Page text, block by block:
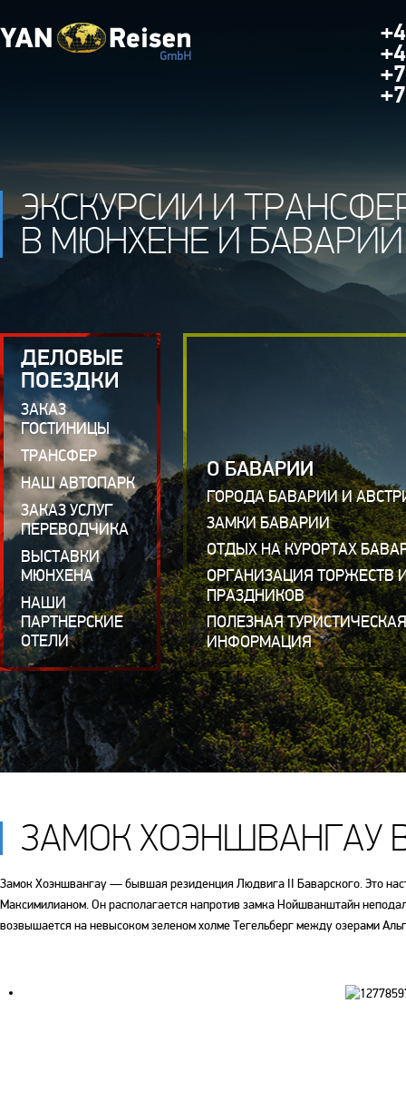
ЭКСКУРСИИ И
В МЮНХЕНЕ И БАВАРИИ
ДЕЛОВЫЕ
ПОЕЗДКИ
ЗАКАЗ
ГОСТИНИЦЫ
ТРАНСФЕР
НАШ АВТОПАРК
ЗАКАЗ УСЛУГ
ПЕРЕВОДЧИКА
ВЫСТАВКИ
МЮНХЕНА
НАШИ
ПАРТНЕРСКИЕ
ОТЕЛИ
О БАВАРИИ
ГОРОДА БАВАРИИ И
ЗАМКИ БАВАРИИ
ОТДЫХ НА КУРОРТАХ
ОРГАНИЗАЦИЯ ТОРЖЕСТВ
ПРАЗДНИКОВ
ПОЛЕЗНАЯ ТУРИСТИЧЕСКАЯ
ИНФОРМАЦИЯ
ЗАМОК ХОЭНШВАНГАУ
Замок Хоэншвангау — бывшая резиденция Людвига II Баварского. Это
Максимилианом. Он располагается напротив замка Нойшванштайн
возвышается на невысоком зеленом холме Тегельберг между озерами